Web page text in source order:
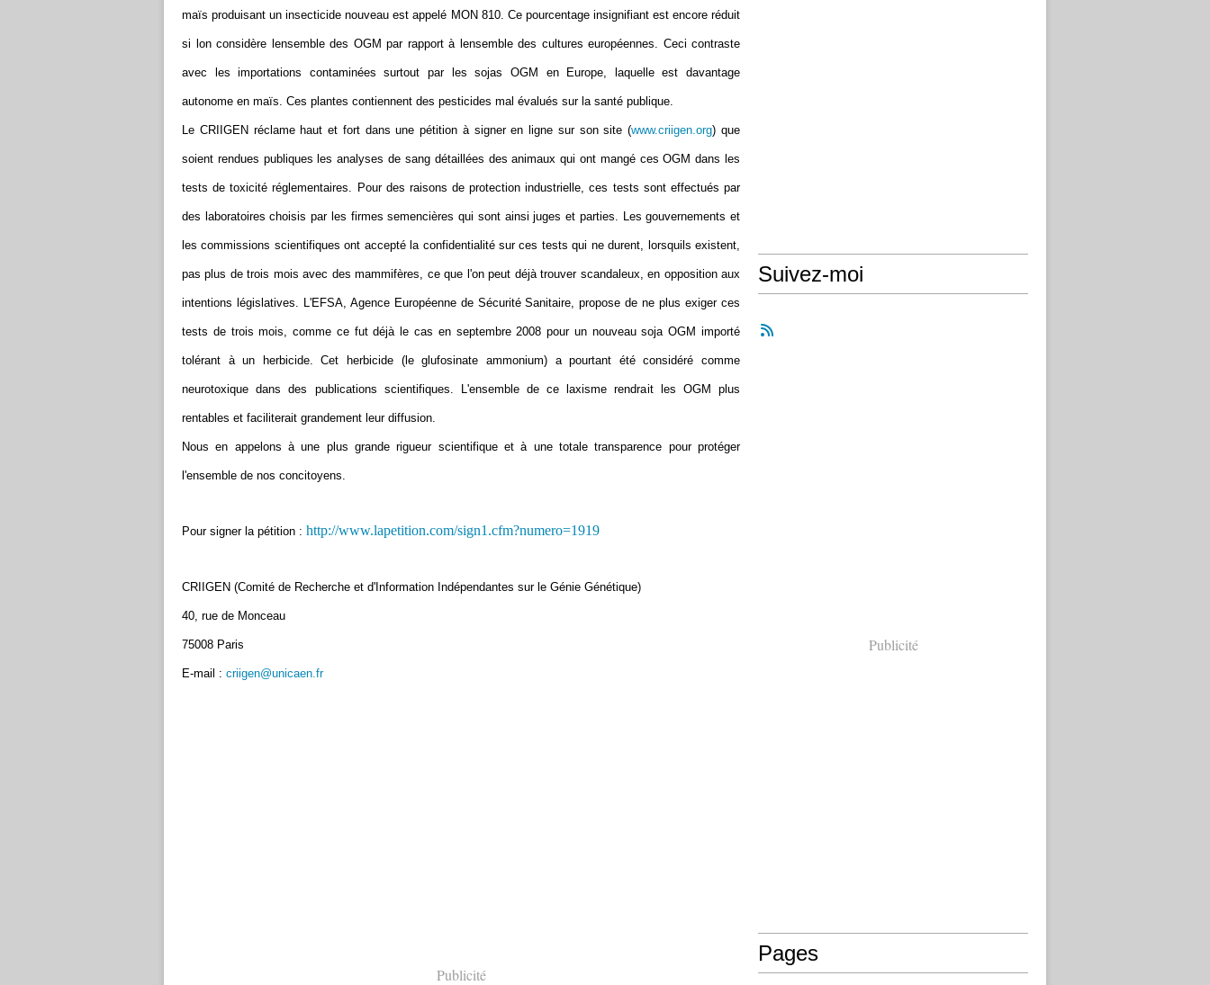
maïs produisant un insecticide nouveau est appelé MON 810. Ce pourcentage insignifiant est encore réduit
si lon considère lensemble des OGM par rapport à lensemble des cultures européennes. Ceci contraste
avec les importations contaminées surtout par les sojas OGM en Europe, laquelle est davantage
autonome en maïs. Ces plantes contiennent des pesticides mal évalués sur la santé publique.
Le CRIIGEN réclame haut et fort dans une pétition à signer en ligne sur son site (www.criigen.org) que
soient rendues publiques les analyses de sang détaillées des animaux qui ont mangé ces OGM dans les
tests de toxicité réglementaires. Pour des raisons de protection industrielle, ces tests sont effectués par
des laboratoires choisis par les firmes semencières qui sont ainsi juges et parties. Les gouvernements et
les commissions scientifiques ont accepté la confidentialité sur ces tests qui ne durent, lorsquils existent,
pas plus de trois mois avec des mammifères, ce que l'on peut déjà trouver scandaleux, en opposition aux
intentions législatives. L'EFSA, Agence Européenne de Sécurité Sanitaire, propose de ne plus exiger ces
tests de trois mois, comme ce fut déjà le cas en septembre 2008 pour un nouveau soja OGM importé
tolérant à un herbicide. Cet herbicide (le glufosinate ammonium) a pourtant été considéré comme
neurotoxique dans des publications scientifiques. L'ensemble de ce laxisme rendrait les OGM plus
rentables et faciliterait grandement leur diffusion.
Nous en appelons à une plus grande rigueur scientifique et à une totale transparence pour protéger
l'ensemble de nos concitoyens.
Pour signer la pétition : http://www.lapetition.com/sign1.cfm?numero=1919
CRIIGEN (Comité de Recherche et d'Information Indépendantes sur le Génie Génétique)
40, rue de Monceau
75008 Paris
E-mail : criigen@unicaen.fr
Publicité
Suivez-moi
Publicité
Pages